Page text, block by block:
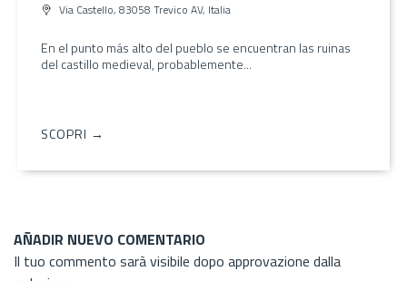
Via Castello, 83058 Trevico AV, Italia
En el punto más alto del pueblo se encuentran las ruinas
del castillo medieval, probablemente...
SCOPRI →
AÑADIR NUEVO COMENTARIO
Il tuo commento sarà visibile dopo approvazione dalla